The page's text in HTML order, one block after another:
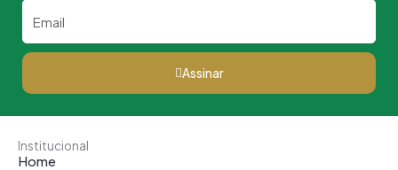
Assinar
Institucional
Home